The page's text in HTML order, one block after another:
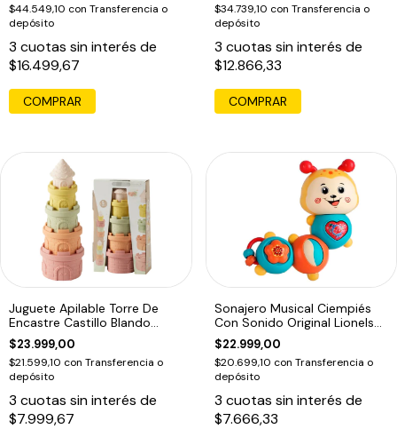
$44.549,10 con Transferencia o
depósito
3 cuotas sin interés de
$16.499,67
$34.739,10 con Transferencia o
depósito
3 cuotas sin interés de
$12.866,33
Juguete Apilable Torre De
Encastre Castillo Blando
Bebés Multicolor
$23.999,00
$21.599,10 con Transferencia o
depósito
3 cuotas sin interés de
$7.999,67
Sonajero Musical Ciempiés
Con Sonido Original Lionels
Naranja Claro Cienpies
$22.999,00
$20.699,10 con Transferencia o
depósito
3 cuotas sin interés de
$7.666,33